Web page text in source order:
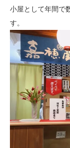
小屋として年間で
す。